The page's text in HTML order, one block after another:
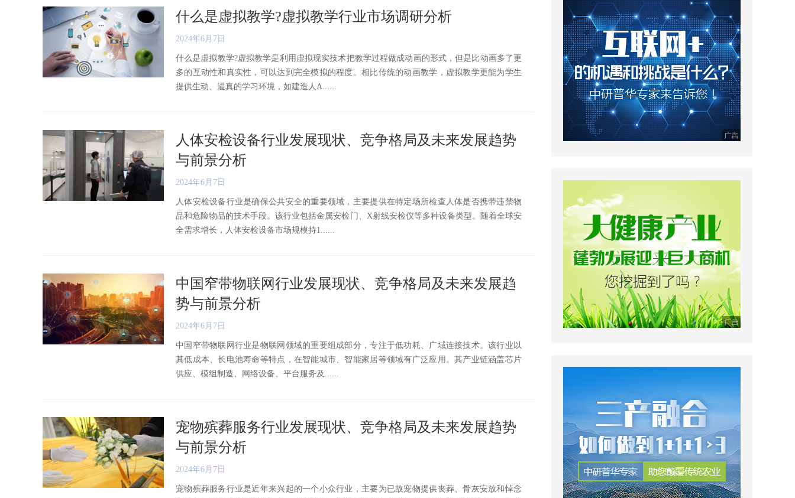
什么是虚拟教学?虚拟教学行业市场调研分析
2024年6月7日
什么是虚拟教学?虚拟教学是利用虚拟现实技术把教学过程做成动画的形式，但是比动画多了更
多的互动性和真实性，可以达到完全模拟的程度。相比传统的动画教学，虚拟教学更能为学生
提供生动、逼真的学习环境，如建造人A......
人体安检设备行业发展现状、竞争格局及未来发展趋势
与前景分析
2024年6月7日
人体安检设备行业是确保公共安全的重要领域，主要提供在特定场所检查人体是否携带违禁物
品和危险物品的技术手段。该行业包括金属安检门、X射线安检仪等多种设备类型。随着全球安
全需求增长，人体安检设备市场规模持1......
中国窄带物联网行业发展现状、竞争格局及未来发展趋
势与前景分析
2024年6月7日
中国窄带物联网行业是物联网领域的重要组成部分，专注于低功耗、广域连接技术。该行业以
其低成本、长电池寿命等特点，在智能城市、智能家居等领域有广泛应用。其产业链涵盖芯片
供应、模组制造、网络设备、平台服务及......
宠物殡葬服务行业发展现状、竞争格局及未来发展趋势
与前景分析
2024年6月7日
宠物殡葬服务行业是近年来兴起的一个小众行业，主要为已故宠物提供丧葬、骨灰安放和悼念